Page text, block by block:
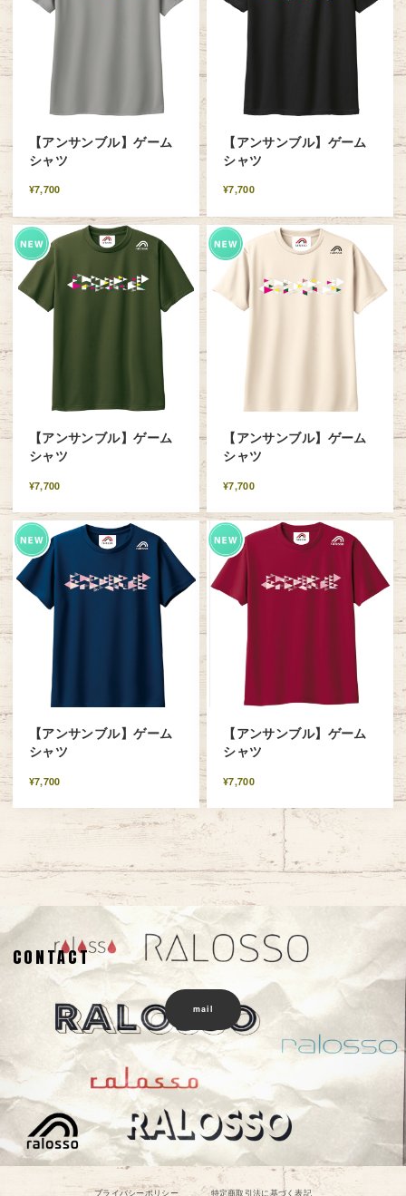
【アンサンブル】ゲーム
シャツ
¥7,700
【アンサンブル】ゲーム
シャツ
¥7,700
【アンサンブル】ゲーム
シャツ
¥7,700
【アンサンブル】ゲーム
シャツ
¥7,700
【アンサンブル】ゲーム
シャツ
¥7,700
【アンサンブル】ゲーム
シャツ
¥7,700
CONTACT
mail
プライバシーポリシー 特定商取引法に基づく表記